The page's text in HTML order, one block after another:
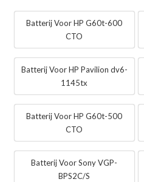
Batterij Voor HP G60t-600
CTO
Batterij Voor HP Pavilion dv6-
1145tx
Batterij Voor HP G60t-500
CTO
Batterij Voor Sony VGP-
BPS2C/S